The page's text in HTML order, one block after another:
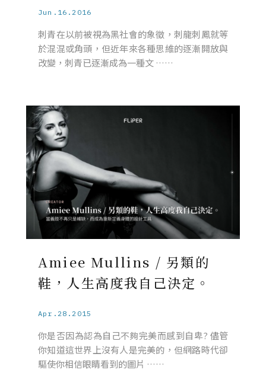
Jun.16.2016
刺青在以前被視為黑社會的象徵，刺龍刺鳳就等
於混混或角頭，但近年來各種思維的逐漸開放與
改變，刺青已逐漸成為一種文 ……
Amiee Mullins / 另類的
鞋，人生高度我自己決定。
Apr.28.2015
你是否因為認為自己不夠完美而感到自卑? 儘管
你知道這世界上沒有人是完美的，但網路時代卻
驅使你相信眼睛看到的圖片 ……